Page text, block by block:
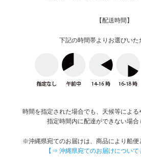
【配送時間】
下記の時間帯よりお選びいた
時間を指定された場合でも、天候等による
指定時間内に配達ができない場合
※沖縄県宛てのお届けは、商品により船便
【⇒ 沖縄県宛てのお届けについて